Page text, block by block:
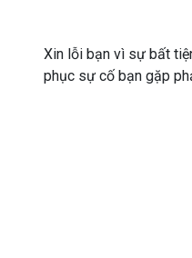
Xin lỗi bạn vì sự bất
phục sự cố bạn gặp